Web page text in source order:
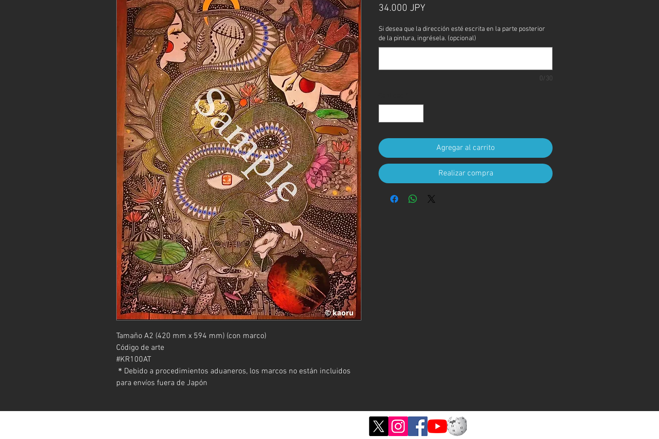
Tamaño A2 (420 mm x 594 mm) (con marco)
Código de arte
#KR100AT
＊Debido a procedimientos aduaneros, los marcos no están incluidos
para envíos fuera de Japón
34.000 JPYPrecio
Si desea que la dirección esté escrita en la parte posterior
de la pintura, ingrésela. (opcional)
0/30
Agregar al carrito
Realizar compra